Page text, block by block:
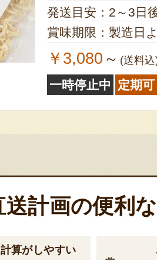
発送目安：2～3日
賞味期限：製造日
￥3,080 ～ (送料
一時停止中 定期可
送計画の便利
算がしやすい